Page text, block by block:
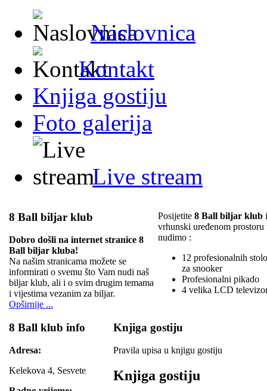
Naslovnica
Kontakt
Knjiga gostiju
Foto galerija
Live stream
8 Ball biljar klub
Dobro došli na internet stranice 8
Ball biljar kluba!
Na našim stranicama možete se
informirati o svemu što Vam nudi naš
biljar klub, ali i o svim drugim temama
i vijestima vezanim za biljar.
Opširnije ...
Posijetite 8 Ball biljar klub
vrhunski uređenom
nudimo :
12 profesionalnih
za snooker
Profesionalni pikado
4 velika LCD
8 Ball klub info
Adresa:
Kelekova 4, Sesvete
Knjiga gostiju
Pravila upisa u knjigu gostiju
Knjiga gostiju